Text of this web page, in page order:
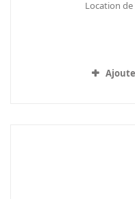
Location de